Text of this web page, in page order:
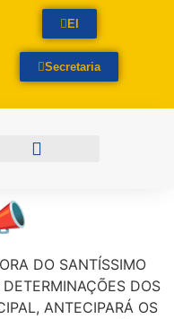
EI
Secretaria
DO SANTÍSSIMO
DOS
ANTECIPARÁ OS